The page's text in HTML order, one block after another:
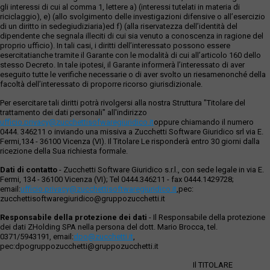
gli interessi di cui al comma 1, lettere a) (interessi tutelati in materia di
riciclaggio), e) (allo svolgimento delle investigazioni difensive o all’esercizio
di un diritto in sedegiudiziaria)ed f) (alla riservatezza dell’identità del
dipendente che segnala illeciti di cui sia venuto a conoscenza in ragione del
proprio ufficio). In tali casi, i diritti dell’interessato possono essere
esercitatianche tramite il Garante con le modalità di cui all’articolo 160 dello
stesso Decreto. In tale ipotesi, il Garante informerà l’interessato di aver
eseguito tutte le verifiche necessarie o di aver svolto un riesamenonché della
facoltà dell’interessato di proporre ricorso giurisdizionale.
Per esercitare tali diritti potrà rivolgersi alla nostra Struttura "Titolare del
trattamento dei dati personali" all'indirizzo
ufficio.privacy@zucchettisofwaregiuridico.itoppure chiamando il numero
0444. 346211 o inviando una missiva a Zucchetti Software Giuridico srl via E.
Fermi,134 - 36100 Vicenza (VI). Il Titolare Le risponderà entro 30 giorni dalla
ricezione della Sua richiesta formale.
Dati di contatto - Zucchetti Software Giuridico s.r.l., con sede legale in via E.
Fermi, 134 - 36100 Vicenza (VI); Tel 0444.346211 - fax 0444.1429728;
email:ufficio.privacy@zucchettisoftwaregiuridico.it,pec:
zucchettisoftwaregiuridico@gruppozucchetti.it
Responsabile della protezione dei dati - Il Responsabile della protezione
dei dati ZHolding SPA nella persona del dott. Mario Brocca, tel.
0371/5943191, email:dpo@zucchetti.it,
pec:dpogruppozucchetti@gruppozucchetti.it
Il TITOLARE